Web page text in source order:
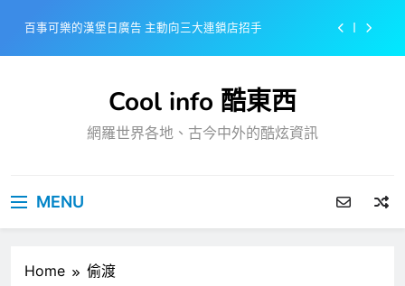
content
百事可樂的漢堡日廣告 主動向三大連鎖店招手
戴著金牌的醬油瓶 市佔率第一的龜甲萬廣告
感動落淚也笑到流淚的斷髮式
Cool info 酷東西
網羅世界各地、古今中外的酷炫資訊
MENU
Home 偷渡